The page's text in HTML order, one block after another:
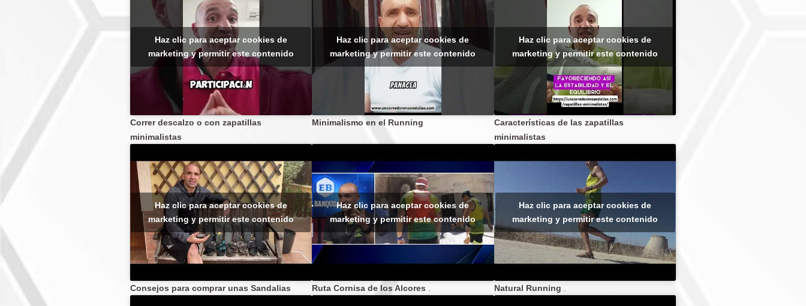
Haz clic para aceptar cookies de
marketing y permitir este contenido
Correr descalzo o con zapatillas
minimalistas
Haz clic para aceptar cookies de
marketing y permitir este contenido
Minimalismo en el Running
Haz clic para aceptar cookies de
marketing y permitir este contenido
Características de las zapatillas
minimalistas
Haz clic para aceptar cookies de
marketing y permitir este contenido
Consejos para comprar unas Sandalias
Haz clic para aceptar cookies de
marketing y permitir este contenido
Ruta Cornisa de los Alcores
Haz clic para aceptar cookies de
marketing y permitir este contenido
Natural Running